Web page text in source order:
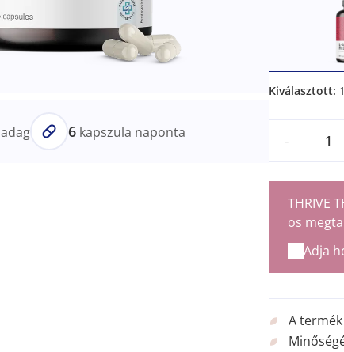
adag 6 kapszula naponta
Kiválasztott: 1
THRIVE
os
Adja
A termék